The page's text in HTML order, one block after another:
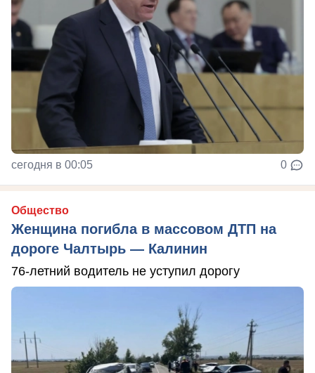
сегодня в 00:05 0
Общество
Женщина погибла в массовом ДТП на
дороге Чалтырь — Калинин
76-летний водитель не уступил дорогу